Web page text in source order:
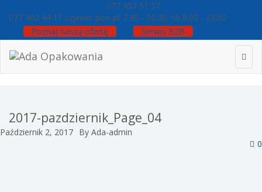
77 457 51 57
77 402 44 11 czynne: pon-pt 7.30 - 16.30, sb 8.00 - 13.00
Poznaj naszą ofertę
Serwis B2B
2017-pazdziernik_Page_04
Październik 2, 2017 By Ada-admin
0